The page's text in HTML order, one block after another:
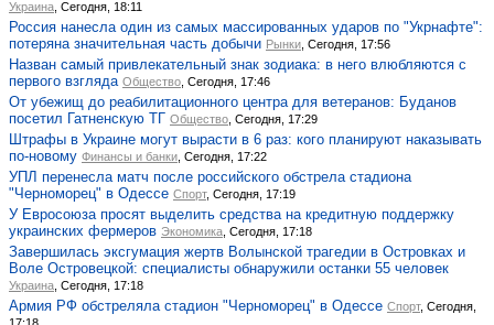
Украина , Сегодня, 18:11
Россия нанесла один из самых массированных ударов по "Укрнафте":
потеряна значительная часть добычи Рынки , Сегодня, 17:56
Назван самый привлекательный знак зодиака: в него влюбляются с
первого взгляда Общество , Сегодня, 17:46
От убежищ до реабилитационного центра для ветеранов: Буданов
посетил Гатненскую ТГ Общество , Сегодня, 17:29
Штрафы в Украине могут вырасти в 6 раз: кого планируют наказывать
по-новому Финансы и банки , Сегодня, 17:22
УПЛ перенесла матч после российского обстрела стадиона
"Черноморец" в Одессе Спорт, Сегодня, 17:19
У Евросоюза просят выделить средства на кредитную поддержку
украинских фермеров Экономика , Сегодня, 17:18
Завершилась эксгумация жертв Волынской трагедии в Островках и
Воле Островецкой: специалисты обнаружили останки 55 человек
Украина , Сегодня, 17:18
Армия РФ обстреляла стадион "Черноморец" в Одессе Спорт, Сегодня,
17:18